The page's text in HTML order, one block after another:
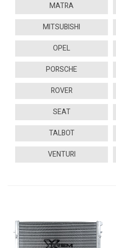
MATRA
MITSUBISHI
OPEL
PORSCHE
ROVER
SEAT
TALBOT
VENTURI